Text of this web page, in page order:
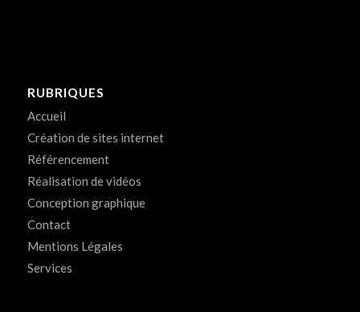
RUBRIQUES
Accueil
Création de sites internet
Référencement
Réalisation de vidéos
Conception graphique
Contact
Mentions Légales
Services